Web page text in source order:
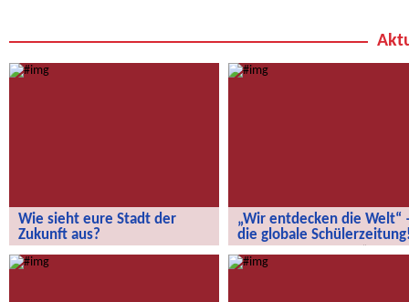
Wie sieht eure Stadt der
Zukunft aus?
„Wir entdecken die Welt“
die globale
globale Schülerzeitung!